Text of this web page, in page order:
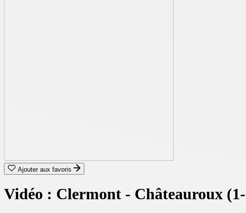
Ajouter aux favoris
Vidéo : Clermont - Châteauroux